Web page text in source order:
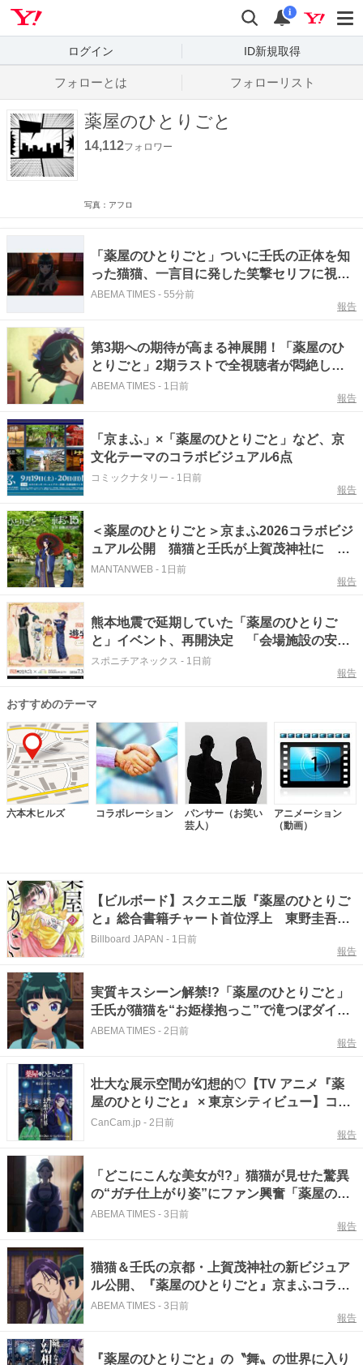
検索
通知
i
ログイン ID新規取得
フォローとは フォローリスト
薬屋のひとりごと
14,112フォロワー
写真：アフロ
「薬屋のひとりごと」ついに壬氏の正体を知
った猫猫、一言目に発した笑撃セリフに視聴
者からツッコミ殺到「そっちかい！」
ABEMA TIMES - 55分前
報告
第3期への期待が高まる神展開！「薬屋のひ
とりごと」2期ラストで全視聴者が悶絶した
壬氏の情熱的な“甘噛み”
ABEMA TIMES - 1日前
報告
「京まふ」×「薬屋のひとりごと」など、京
文化テーマのコラボビジュアル6点
コミックナタリー - 1日前
報告
＜薬屋のひとりごと＞京まふ2026コラボビジ
ュアル公開 猫猫と壬氏が上賀茂神社に
「ロシデレ」「東リベ」「業物語」も
MANTANWEB - 1日前
報告
熊本地震で延期していた「薬屋のひとりご
と」イベント、再開決定 「会場施設の安全
確認整った」
スポニチアネックス - 1日前
報告
おすすめのテーマ
六本木ヒルズ コラボレーション
パンサー（お笑い
芸人）
アニメーション
（動画）
【ビルボード】スクエニ版『薬屋のひとりご
と』総合書籍チャート首位浮上 東野圭吾さ
ん／ちいかわがトップ10に
Billboard JAPAN - 1日前
報告
実質キスシーン解禁!?「薬屋のひとりごと」
壬氏が猫猫を“お姫様抱っこ”で滝つぼダイ
ブ！びしょ濡れ人工呼吸に視聴者ノックアウ
ABEMA TIMES - 2日前
報告
壮大な展示空間が幻想的♡【TV アニメ『薬
屋のひとりごと』 × 東京シティビュー】コラ
ボイベント開催
CanCam.jp - 2日前
報告
「どこにこんな美女が!?」猫猫が見せた驚異
の“ガチ仕上がり姿”にファン興奮「薬屋のひ
とりごと」
ABEMA TIMES - 3日前
報告
猫猫＆壬氏の京都・上賀茂神社の新ビジュア
ル公開、『薬屋のひとりごと』京まふコラボ
発表に期待の反響
ABEMA TIMES - 3日前
報告
『薬屋のひとりごと』の〝舞〟の世界に入り